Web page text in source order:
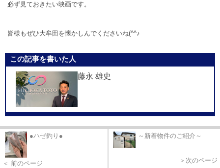
必ず見ておきたい映画です。
皆様もぜひ大牟田を懐かしんでくださいね(^^♪
この記事を書いた人
藤永 雄史
●ハゼ釣り●
＜ 前のページ
～新着物件のご紹介～
＞次のページ